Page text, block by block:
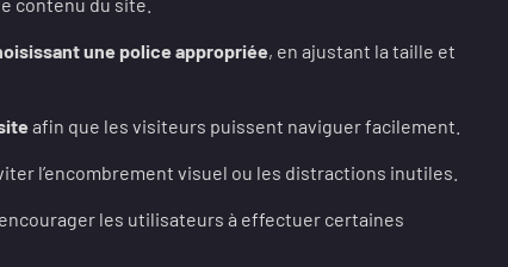
une police appropriée, en ajustant la taille et
afin que les visiteurs puissent naviguer facilement.
l’encombrement visuel ou les distractions inutiles.
les utilisateurs à effectuer certaines